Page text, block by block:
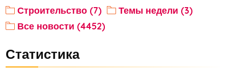
Строительство (7)
Темы недели (3)
Все новости (4452)
Статистика